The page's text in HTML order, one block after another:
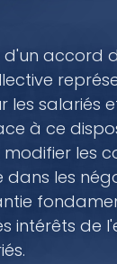
d'un accord
les salariés
à ce
les
dans les
intérêts de